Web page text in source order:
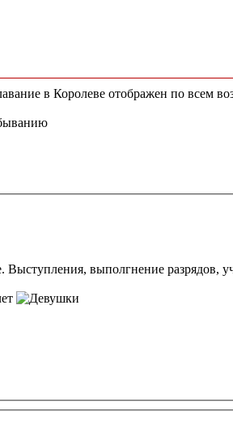
в Королеве отображен по всем
выполгнение разрядов,